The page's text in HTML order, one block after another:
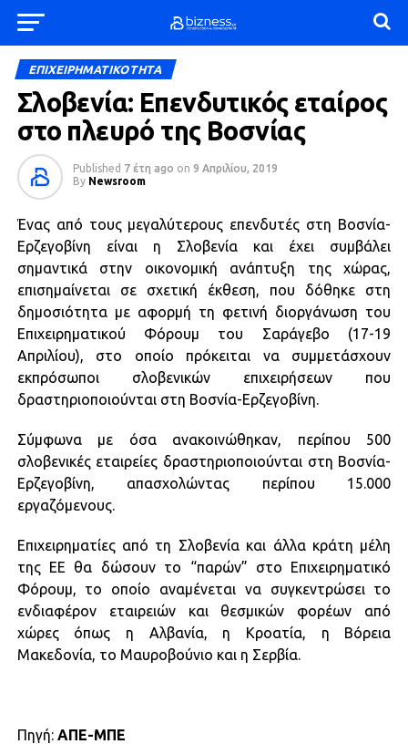
ΕΠΙΧΕΙΡΗΜΑΤΙΚΟΤΗΤΑ
Σλοβενία: Επενδυτικός εταίρος
στο πλευρό της Βοσνίας
Published 7 έτη ago on 9 Απριλίου, 2019
By Newsroom
Ένας από τους μεγαλύτερους επενδυτές στη Βοσνία-
Ερζεγοβίνη είναι η Σλοβενία και έχει συμβάλει
σημαντικά στην οικονομική ανάπτυξη της χώρας,
επισημαίνεται σε σχετική έκθεση, που δόθηκε στη
δημοσιότητα με αφορμή τη φετινή διοργάνωση του
Επιχειρηματικού Φόρουμ του Σαράγεβο (17-19
Απριλίου), στο οποίο πρόκειται να συμμετάσχουν
εκπρόσωποι σλοβενικών επιχειρήσεων που
δραστηριοποιούνται στη Βοσνία-Ερζεγοβίνη.
Σύμφωνα με όσα ανακοινώθηκαν, περίπου 500
σλοβενικές εταιρείες δραστηριοποιούνται στη Βοσνία-
Ερζεγοβίνη, απασχολώντας περίπου 15.000
εργαζόμενους.
Επιχειρηματίες από τη Σλοβενία και άλλα κράτη μέλη
της ΕΕ θα δώσουν το “παρών” στο Επιχειρηματικό
Φόρουμ, το οποίο αναμένεται να συγκεντρώσει το
ενδιαφέρον εταιρειών και θεσμικών φορέων από
χώρες όπως η Αλβανία, η Κροατία, η Βόρεια
Μακεδονία, το Μαυροβούνιο και η Σερβία.
Πηγή: ΑΠΕ-ΜΠΕ